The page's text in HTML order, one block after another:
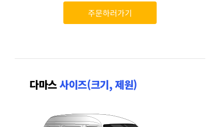
주문하러가기
다마스사이즈(크기, 제원)